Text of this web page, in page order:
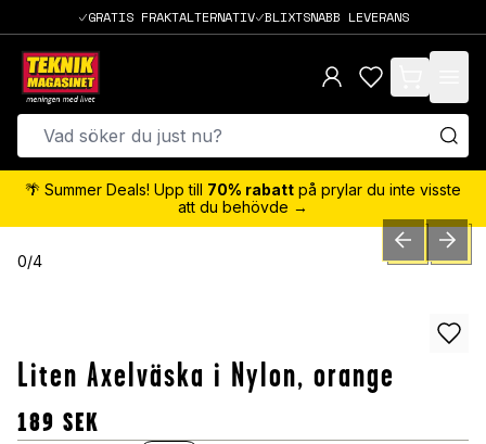
GRATIS FRAKTALTERNATIV BLIXTSNABB LEVERANS
items in cart,
🌴 Summer Deals! Upp till 70% rabatt på prylar du inte visste
att du behövde →
0/4 PREVIOUSNEXT
Liten Axelväska i Nylon, orange
189 SEK